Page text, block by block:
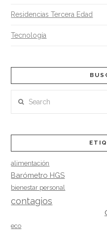
Residencias Tercera Edad
Tecnología
alimentación
Barómetro HGS
bienestar personal
contagios
eco